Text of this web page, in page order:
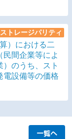
ち、ストレー
備等の価格低減
ストレージパリティ
）における二
民間企業等によ
のうち、スト
電設備等の価格